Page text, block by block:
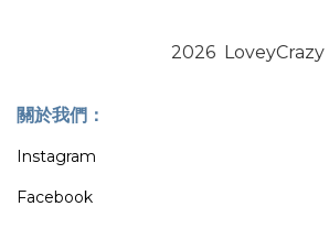
2026 LoveyCrazy
關於我們：
Instagram
Facebook